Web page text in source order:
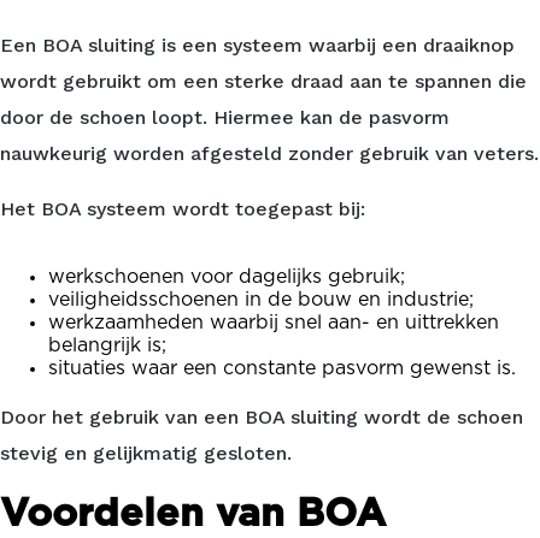
Een BOA sluiting is een systeem waarbij een draaiknop
wordt gebruikt om een sterke draad aan te spannen die
door de schoen loopt. Hiermee kan de pasvorm
nauwkeurig worden afgesteld zonder gebruik van veters.
Het BOA systeem wordt toegepast bij:
werkschoenen voor dagelijks gebruik;
veiligheidsschoenen in de bouw en industrie;
werkzaamheden waarbij snel aan- en uittrekken
belangrijk is;
situaties waar een constante pasvorm gewenst is.
Door het gebruik van een BOA sluiting wordt de schoen
stevig en gelijkmatig gesloten.
Voordelen van BOA